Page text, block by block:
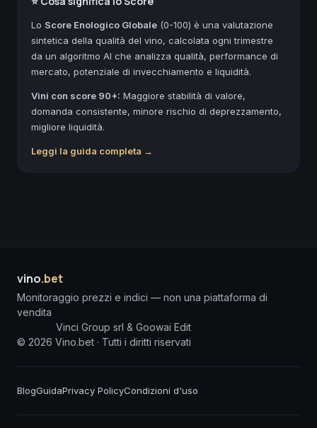
Lo Score Enologico Globale (0-100) è una valutazione
sintetica della qualità del vino, calcolata ogni trimestre
da un algoritmo AI che analizza qualità, performance di
mercato, potenziale di invecchiamento e liquidità.
Vini con score 90+: Maggiore stabilità di valore,
domanda consistente, minore rischio di deprezzamento,
migliore liquidità.
Leggi la guida completa →
vino.bet
Monitoraggio prezzi e indici — non una piattaforma di
vendita
Vinci Group srl & Goowai Edit
© 2026 Vino.bet · Tutti i diritti riservati
BlogGuidaPrivacy PolicyCondizioni d'uso